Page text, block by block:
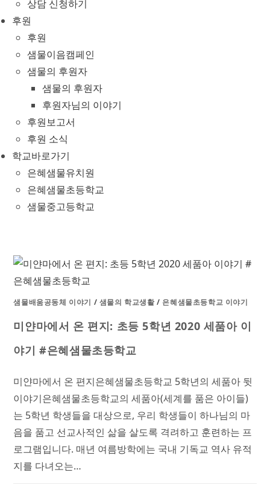
상담 신청하기
후원
후원
샘물이음캠페인
샘물의 후원자
샘물의 후원자
후원자님의 이야기
후원보고서
후원 소식
학교바로가기
은혜샘물유치원
은혜샘물초등학교
샘물중고등학교
샘물배움공동체 이야기 / 샘물의 학교생활/ 은혜샘물초등학교 이야기
미얀마에서 온 편지: 초등 5학년 2020 세품아 이
야기 #은혜샘물초등학교
미얀마에서 온 편지은혜샘물초등학교 5학년의 세품아 뒷
이야기은혜샘물초등학교의 세품아(세계를 품은 아이들)
는 5학년 학생들을 대상으로, 우리 학생들이 하나님의 마
음을 품고 선교사적인 삶을 살도록 격려하고 훈련하는 프
로그램입니다. 매년 여름방학에는 국내 기독교 역사 유적
지를 다녀오는…